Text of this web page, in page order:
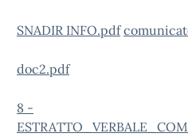
SNADIR INFO.pdf
doc2.pdf
8 -